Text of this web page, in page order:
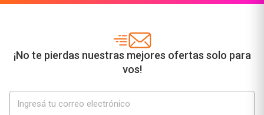
¡No te pierdas nuestras mejores ofertas solo para
vos!
. get the look
9
10. nyx